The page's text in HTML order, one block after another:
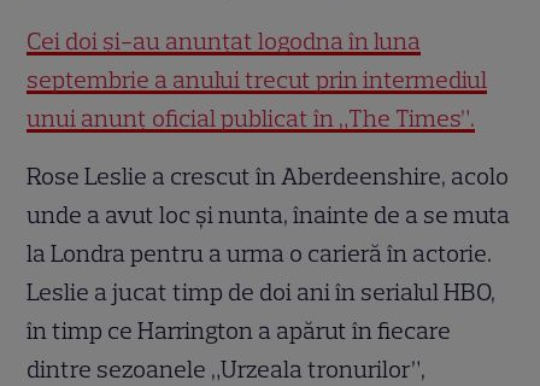
Cei doi și-au anunțat logodna în luna
septembrie a anului trecut prin intermediul
unui anunț oficial publicat în „The Times”.
Rose Leslie a crescut în Aberdeenshire, acolo
unde a avut loc și nunta, înainte de a se muta
la Londra pentru a urma o carieră în actorie.
Leslie a jucat timp de doi ani în serialul HBO,
în timp ce Harrington a apărut în fiecare
dintre sezoanele „Urzeala tronurilor”,